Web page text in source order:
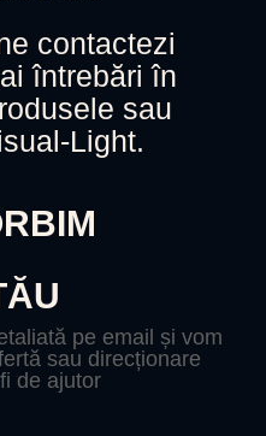
contactezi
întrebări în
sau
Light.
pe email și vom
sau direcționare
de ajutor